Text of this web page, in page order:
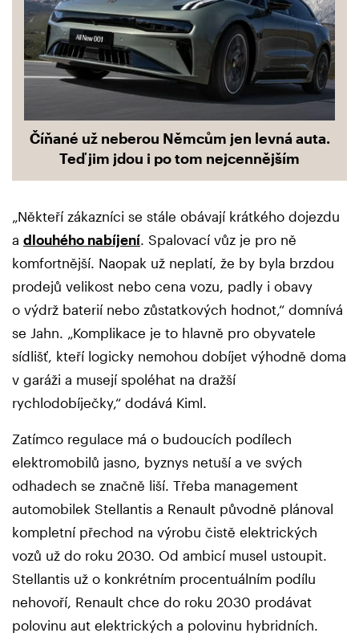
Číňané už neberou Němcům jen levná auta.
Teď jim jdou i po tom nejcennějším
„Někteří zákazníci se stále obávají krátkého dojezdu
a dlouhého nabíjení . Spalovací vůz je pro ně
komfortnější. Naopak už neplatí, že by byla brzdou
prodejů velikost nebo cena vozu, padly i obavy
o výdrž baterií nebo zůstatkových hodnot,“ domnívá
se Jahn. „Komplikace je to hlavně pro obyvatele
sídlišť, kteří logicky nemohou dobíjet výhodně doma
v garáži a musejí spoléhat na dražší
rychlodobíječky,“ dodává Kiml.
Zatímco regulace má o budoucích podílech
elektromobilů jasno, byznys netuší a ve svých
odhadech se značně liší. Třeba management
automobilek Stellantis a Renault původně plánoval
kompletní přechod na výrobu čistě elektrických
vozů už do roku 2030. Od ambicí musel ustoupit.
Stellantis už o konkrétním procentuálním podílu
nehovoří, Renault chce do roku 2030 prodávat
polovinu aut elektrických a polovinu hybridních.